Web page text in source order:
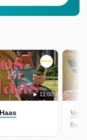
11:00
Vos